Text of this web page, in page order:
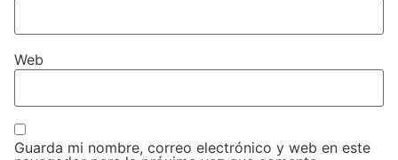
Web
Guarda mi nombre, correo electrónico y web en este